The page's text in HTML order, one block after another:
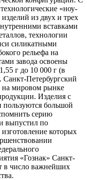
«ноу-
из двух и трех
вставками
технологии
силикатными
рельефа на
завода освоены
г до 10 000 г (в
Санкт-Петербургский
на мировом рынке
Изделия с
большой
серию
выпустил по
которых
«Гознак» Санкт-
в число важнейших